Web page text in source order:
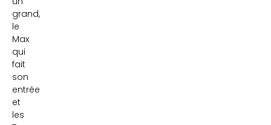
grand,
le
Max
qui
fait
son
entrée
et
les